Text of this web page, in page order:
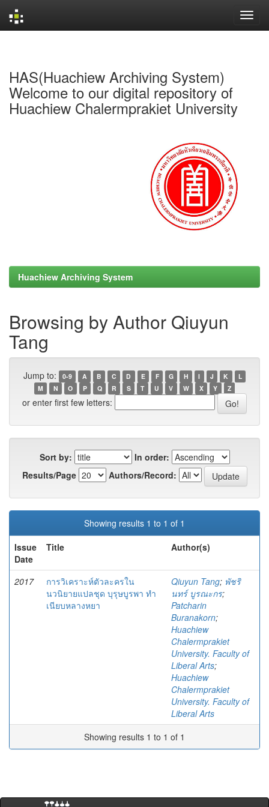
HAS(Huachiew Archiving System)
Welcome to our digital repository of
Huachiew Chalermprakiet University
Huachiew Archiving System
Browsing by Author Qiuyun
Tang
Jump to: 0-9 A B C D E F G H I J K
L
M
N O P Q R S T U V W X Y Z
or enter first few letters:
Sort by:
In order:
Results/Page
Authors/Record:
Showing results 1 to 1 of 1
Issue
Date
Title Author(s)
2017
การวิเคราะห์ตัวละครใน
นวนิยายแปลชุด บุรุษบูรพา ทำ
เนียบหลางหยา
Qiuyun Tang; พัชริ
นทร์ บูรณะกร;
Patcharin
Buranakorn;
Huachiew
Chalermprakiet
University. Faculty of
Liberal Arts;
Huachiew
Chalermprakiet
University. Faculty of
Liberal Arts
Showing results 1 to 1 of 1